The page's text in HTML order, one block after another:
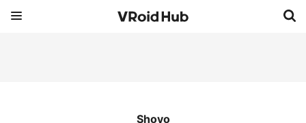
Shoyo